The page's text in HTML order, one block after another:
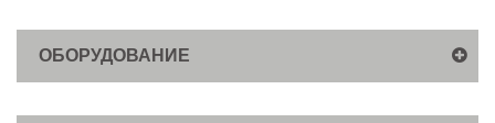
ОБОРУДОВАНИЕ